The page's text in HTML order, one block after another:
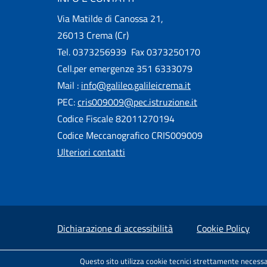
Questo sito utilizza cookie tecnici strettamente
Via Matilde di Canossa 21,
26013 Crema (Cr)
Tel. 0373256939 Fax 0373250170
Cell.per emergenze 351 6333079
Mail : info@galileo.galileicrema.it
PEC:cris009009@pec.istruzione.it
Codice Fiscale 82011270194
Codice Meccanografico CRIS009009
Ulteriori contatti
Dichiarazione di accessibilità Cookie Policy
Sito realizzato e distribuito daPorte Aperte